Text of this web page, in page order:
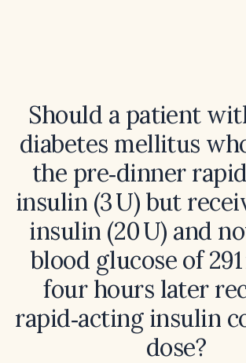
Should a patient
diabetes mellitus
the pre‑dinner
insulin (3 U) but
insulin (20 U) and
blood glucose of
four hours later
rapid‑acting insulin
dose?